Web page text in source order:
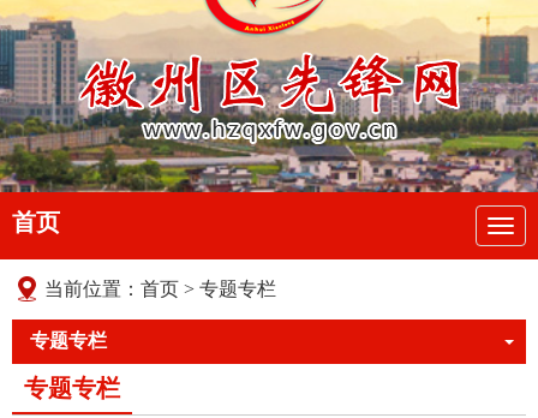
导
航
首页
当前位置： 首页 > 专题专栏
专题专栏
专题专栏